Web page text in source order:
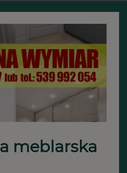
meblarska